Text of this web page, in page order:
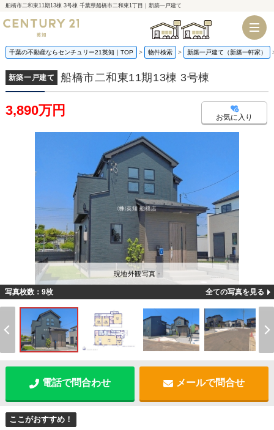
船橋市二和東11期13棟 3号棟 千葉県船橋市二和東1丁目｜新築一戸建て
千葉店 船橋店
千葉の不動産ならセンチュリー21英知｜TOP 物件検索 新築一戸建て（新築一軒家）
新築一戸建て 船橋市二和東11期13棟 3号棟
3,890万円 お気に入り
現地外観写真 -
写真枚数：9枚 全ての写真を見る
電話で問合わせ メールで問合せ
ここがおすすめ！